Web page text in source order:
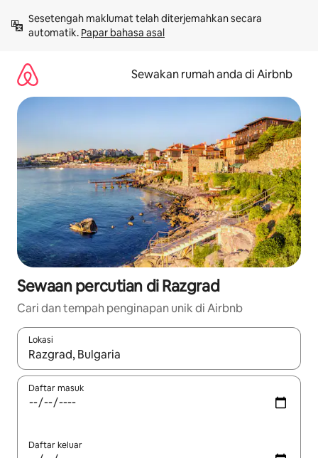
kandungan
Sesetengah maklumat telah diterjemahkan secara
automatik. Papar bahasa asal
Sewakan rumah anda di Airbnb
Sewaan percutian di Razgrad
Cari dan tempah penginapan unik di Airbnb
Lokasi
Apabila hasil tersedia, navigasi dengan kekunci anak panah
Daftar masuk
Daftar keluar